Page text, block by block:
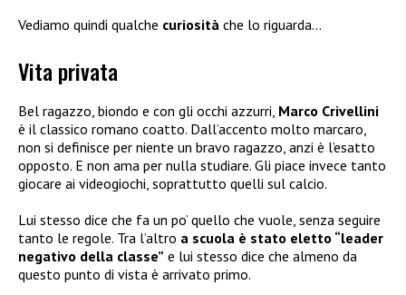
Vediamo quindi qualche curiosità che lo riguarda…
Vita privata
Bel ragazzo, biondo e con gli occhi azzurri, Marco Crivellini
è il classico romano coatto. Dall’accento molto marcaro,
non si definisce per niente un bravo ragazzo, anzi è l’esatto
opposto. E non ama per nulla studiare. Gli piace invece tanto
giocare ai videogiochi, soprattutto quelli sul calcio.
Lui stesso dice che fa un po’ quello che vuole, senza seguire
tanto le regole. Tra l’altro a scuola è stato eletto “leader
negativo della classe” e lui stesso dice che almeno da
questo punto di vista è arrivato primo.